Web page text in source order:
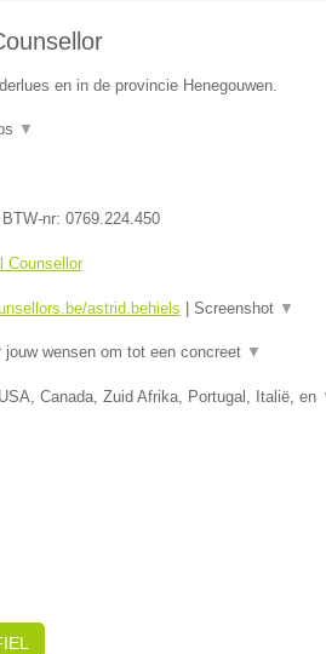
en in de provincie Henegouwen.
▼
nr: 0769.224.450
Counsellor
astrid.behiels Screenshot ▼
wensen om tot een concreet ▼
Canada, Zuid Afrika, Portugal, Italië, en